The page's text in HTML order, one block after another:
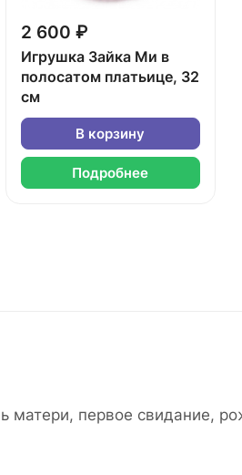
2 600 ₽
Игрушка Зайка Ми в
полосатом платьице, 32
см
В корзину
Подробнее
матери, первое свидание,